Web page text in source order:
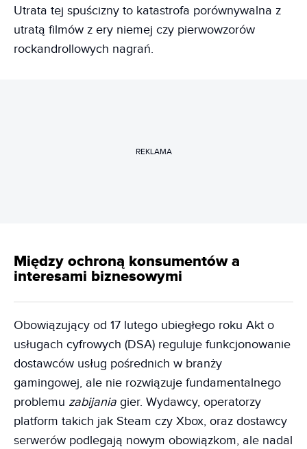
Utrata tej spuścizny to katastrofa porównywalna z
utratą filmów z ery niemej czy pierwowzorów
rockandrollowych nagrań.
REKLAMA
Między ochroną konsumentów a
interesami biznesowymi
Obowiązujący od 17 lutego ubiegłego roku Akt o
usługach cyfrowych (DSA) reguluje funkcjonowanie
dostawców usług pośrednich w branży
gamingowej, ale nie rozwiązuje fundamentalnego
problemu zabijania gier. Wydawcy, operatorzy
platform takich jak Steam czy Xbox, oraz dostawcy
serwerów podlegają nowym obowiązkom, ale nadal